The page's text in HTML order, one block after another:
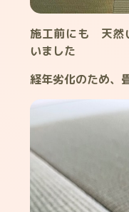
施工前にも 天
いました
経年劣化のため、